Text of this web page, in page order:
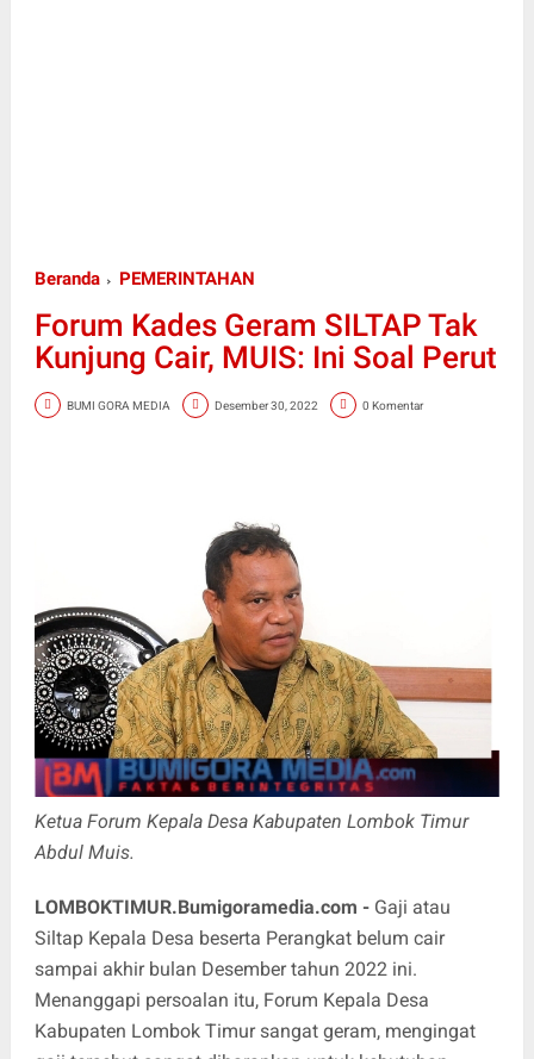
Beranda PEMERINTAHAN
Forum Kades Geram SILTAP Tak
Kunjung Cair, MUIS: Ini Soal Perut
BUMI GORA MEDIA Desember 30, 2022 0 Komentar
Ketua Forum Kepala Desa Kabupaten Lombok Timur
Abdul Muis.
LOMBOKTIMUR.Bumigoramedia.com -Gaji atau
Siltap Kepala Desa beserta Perangkat belum cair
sampai akhir bulan Desember tahun 2022 ini.
Menanggapi persoalan itu, Forum Kepala Desa
Kabupaten Lombok Timur sangat geram, mengingat